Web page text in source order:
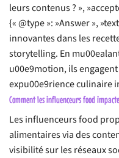
leurs contenus ? »,
{« @type »: »Answer »,
innovantes dans les
storytelling. En
u00e9motion, ils
expu00e9rience culinaire
Comment les influenceurs food
Les influenceurs food
alimentaires via des
visibilité sur les réseaux